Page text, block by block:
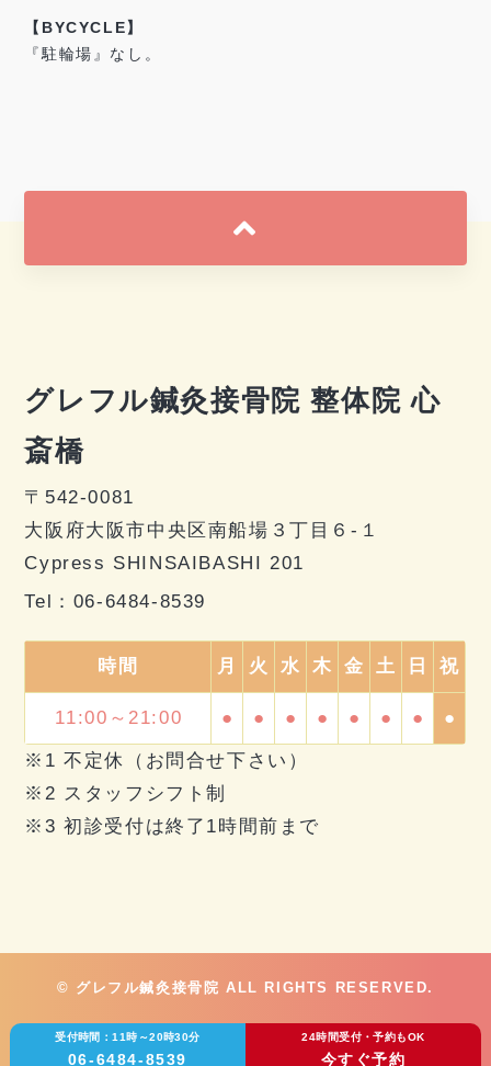
【BYCYCLE】
『駐輪場』なし。
受付時間：11時～20時30分
06-6484-8539
24時間受付・予約もOK
今すぐ予約
グレフル鍼灸接骨院 整体院 心
斎橋
〒542-0081
大阪府大阪市中央区南船場３丁目６-１
Cypress SHINSAIBASHI 201
Tel： 06-6484-8539
時間 月 火 水 木 金 土 日 祝
11:00～21:00 ● ● ● ● ● ● ● ●
※1 不定休（お問合せ下さい）
※2 スタッフシフト制
※3 初診受付は終了1時間前まで
© グレフル鍼灸接骨院 ALL RIGHTS RESERVED.